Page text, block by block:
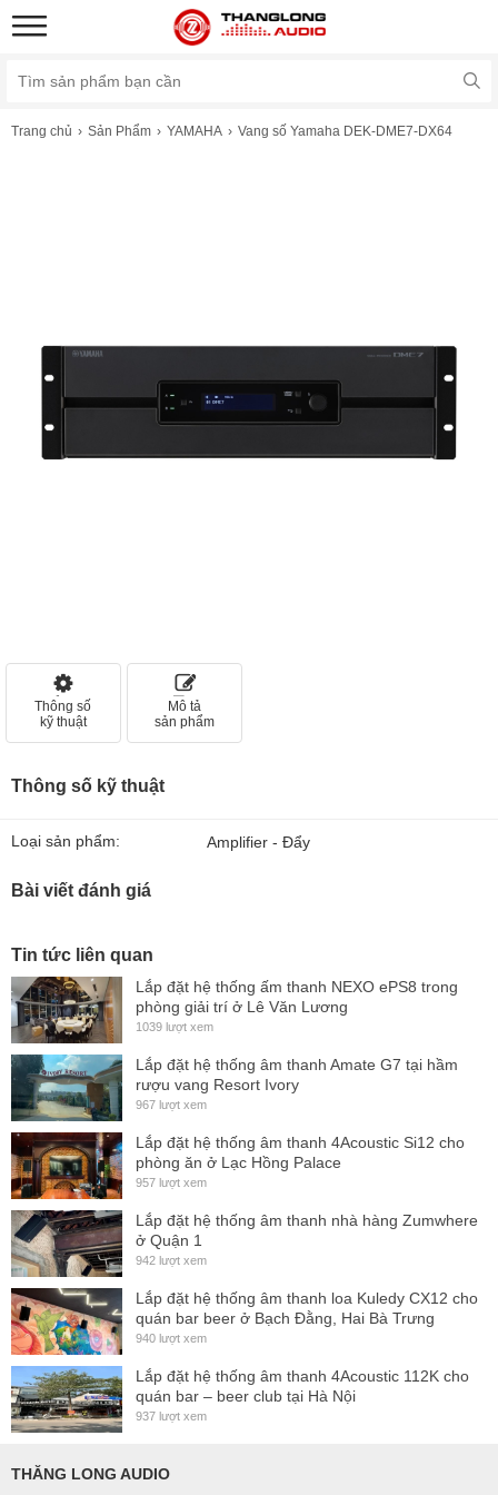
Trang chủ Sản Phẩm YAMAHA Vang số Yamaha DEK-DME7-DX64
Thông số
kỹ thuật
Mô tả
sản phẩm
Thông số kỹ thuật
Loại sản phẩm: Amplifier - Đẩy
Bài viết đánh giá
Tin tức liên quan
Lắp đặt hệ thống ấm thanh NEXO ePS8 trong
phòng giải trí ở Lê Văn Lương
1039 lượt xem
Lắp đặt hệ thống âm thanh Amate G7 tại hầm
rượu vang Resort Ivory
967 lượt xem
Lắp đặt hệ thống âm thanh 4Acoustic Si12 cho
phòng ăn ở Lạc Hồng Palace
957 lượt xem
Lắp đặt hệ thống âm thanh nhà hàng Zumwhere
ở Quận 1
942 lượt xem
Lắp đặt hệ thống âm thanh loa Kuledy CX12 cho
quán bar beer ở Bạch Đằng, Hai Bà Trưng
940 lượt xem
Lắp đặt hệ thống âm thanh 4Acoustic 112K cho
quán bar – beer club tại Hà Nội
937 lượt xem
THĂNG LONG AUDIO